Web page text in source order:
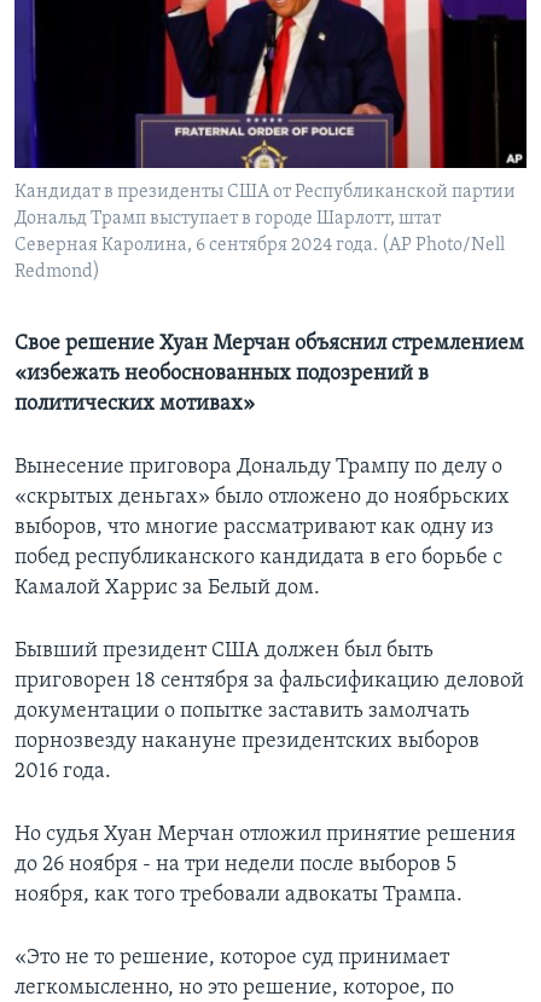
Learning English
Языки
Кандидат в президенты США от Республиканской партии
Дональд Трамп выступает в городе Шарлотт, штат
Северная Каролина, 6 сентября 2024 года. (AP Photo/Nell
Redmond)
Свое решение Хуан Мерчан объяснил стремлением
«избежать необоснованных подозрений в
политических мотивах»
Вынесение приговора Дональду Трампу по делу о
«скрытых деньгах» было отложено до ноябрьских
выборов, что многие рассматривают как одну из
побед республиканского кандидата в его борьбе с
Камалой Харрис за Белый дом.
Бывший президент США должен был быть
приговорен 18 сентября за фальсификацию деловой
документации о попытке заставить замолчать
порнозвезду накануне президентских выборов
2016 года.
Но судья Хуан Мерчан отложил принятие решения
до 26 ноября - на три недели после выборов 5
ноября, как того требовали адвокаты Трампа.
«Это не то решение, которое суд принимает
легкомысленно, но это решение, которое, по